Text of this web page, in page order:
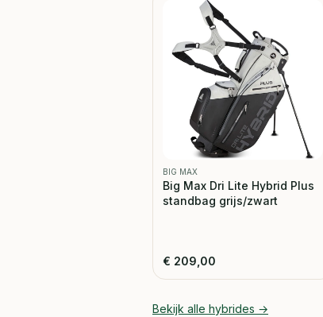
BIG MAX
Big Max Dri Lite Hybrid Plus
standbag grijs/zwart
€ 209,00
Bekijk alle hybrides →